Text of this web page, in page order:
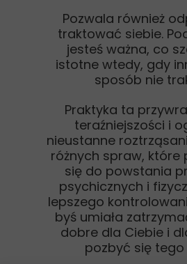
Pozwala również
traktować siebie.
jesteś ważna, co
istotne wtedy, gdy
sposób nie
Praktyka ta
teraźniejszości i
nieustanne
różnych spraw, które
się do powstania
psychicznych i
lepszego
byś umiała
dobre dla Ciebie i
pozbyć się tego